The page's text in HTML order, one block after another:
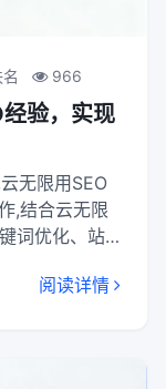
966
验，实现
无限用SEO
,结合云无限
词优化、站
现。阅读详情